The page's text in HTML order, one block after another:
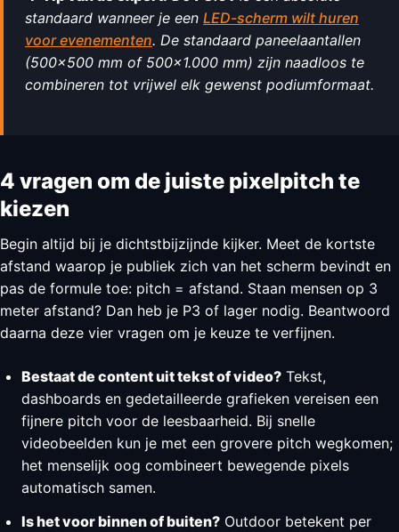
standaard wanneer je een LED-scherm wilt huren
voor evenementen. De standaard paneelaantallen
(500×500 mm of 500×1.000 mm) zijn naadloos te
combineren tot vrijwel elk gewenst podiumformaat.
4 vragen om de juiste pixelpitch te
kiezen
Begin altijd bij je dichtstbijzijnde kijker. Meet de kortste
afstand waarop je publiek zich van het scherm bevindt en
pas de formule toe: pitch = afstand. Staan mensen op 3
meter afstand? Dan heb je P3 of lager nodig. Beantwoord
daarna deze vier vragen om je keuze te verfijnen.
Bestaat de content uit tekst of video? Tekst,
dashboards en gedetailleerde grafieken vereisen een
fijnere pitch voor de leesbaarheid. Bij snelle
videobeelden kun je met een grovere pitch wegkomen;
het menselijk oog combineert bewegende pixels
automatisch samen.
Is het voor binnen of buiten? Outdoor betekent per